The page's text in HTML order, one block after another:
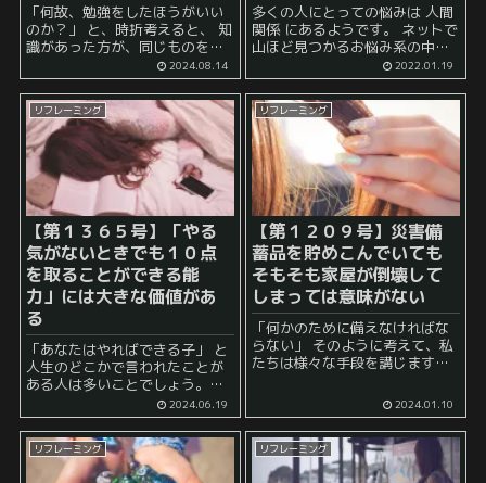
「何故、勉強をしたほうがいい
のか？」 と、時折考えると、 知
識があった方が、同じものを見
ていても得られる情報が異なる
から という理由が挙げられま
す。 例えば、役所から届く行政
文書。 詳しくない人は、一番フ
ォン...
2024.08.14
多くの人にとっての悩みは 人間
関係 にあるようです。 ネットで
山ほど見つかるお悩み系の中に
好きな人から私はどう思われて
いるのでしょうか？」 「勤め先
の上司から自分は評価されてい
る...
2022.01.19
リフレーミング
【第１３６５号】「やる
気がないときでも１０点
を取ることができる能
力」には大きな価値があ
る
「あなたはやればできる子」 と
人生のどこかで言われたことが
ある人は多いことでしょう。
「やる気さえあればなんとかな
るんだろうけど、肝心のやる気
が出て来ない」 ということに悩
んでいる人も多いかもしれませ
ん。 実際、こ...
2024.06.19
リフレーミング
【第１２０９号】災害備
蓄品を貯めこんでいても
そもそも家屋が倒壊して
しまっては意味がない
「何かのために備えなければな
らない」 そのように考えて、私
たちは様々な手段を講じます。
対策グッズなどがたくさん出て
いるので、それらを買っておけ
ば一応しっかりと準備をしてい
る気...
2024.01.10
リフレーミング リフレーミング